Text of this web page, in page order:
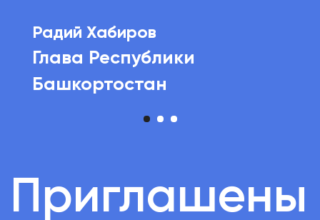
Радий Хабиров
Глава Республики
Башкортостан
Генеральный директор Агентства